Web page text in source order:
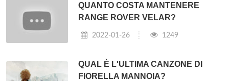
QUANTO COSTA MANTENERE
RANGE ROVER VELAR?
2022-01-26 1249
QUAL È L'ULTIMA CANZONE DI
FIORELLA MANNOIA?